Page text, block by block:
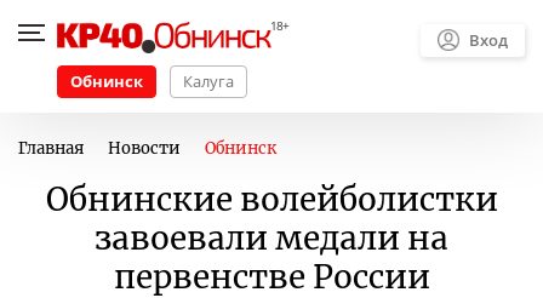
Обнинск Калуга
Вход
Главная Новости Обнинск
Обнинские волейболистки
завоевали медали на
первенстве России